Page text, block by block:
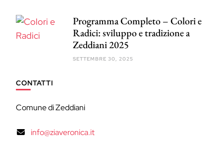
Programma Completo – Colori e
Radici: sviluppo e tradizione a
Zeddiani 2025
SETTEMBRE 30, 2025
CONTATTI
Comune di Zeddiani
info@ziaveronica.it